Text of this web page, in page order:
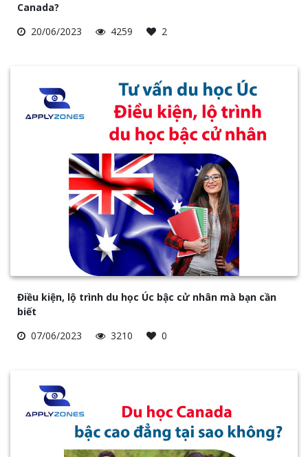
Canada?
20/06/2023
4259 2
Điều kiện, lộ trình du học Úc bậc cử nhân mà bạn cần
biết
07/06/2023
3210 0